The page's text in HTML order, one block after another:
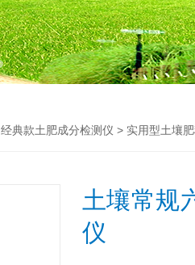
经典款土肥成分检测仪 > 实用型土壤
土壤常规
仪